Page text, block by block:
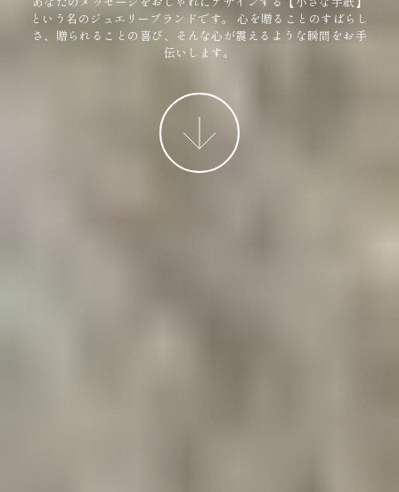
という名のジュエリーブランドです。
心を贈ることのすばらし
さ、贈られることの喜び、そんな心が震えるような瞬間をお手
伝いします。